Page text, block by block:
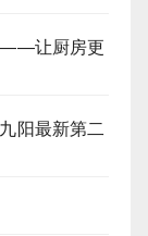
——让厨房更
阳最新第二